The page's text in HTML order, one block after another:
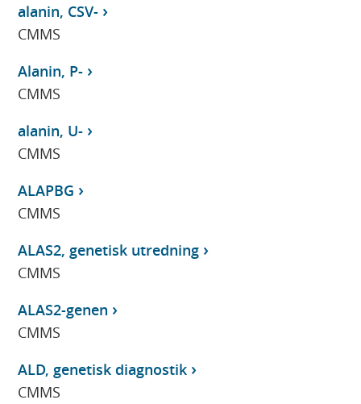
alanin, CSV-
CMMS
Alanin, P-
CMMS
alanin, U-
CMMS
ALAPBG
CMMS
ALAS2, genetisk utredning
CMMS
ALAS2-genen
CMMS
ALD, genetisk diagnostik
CMMS